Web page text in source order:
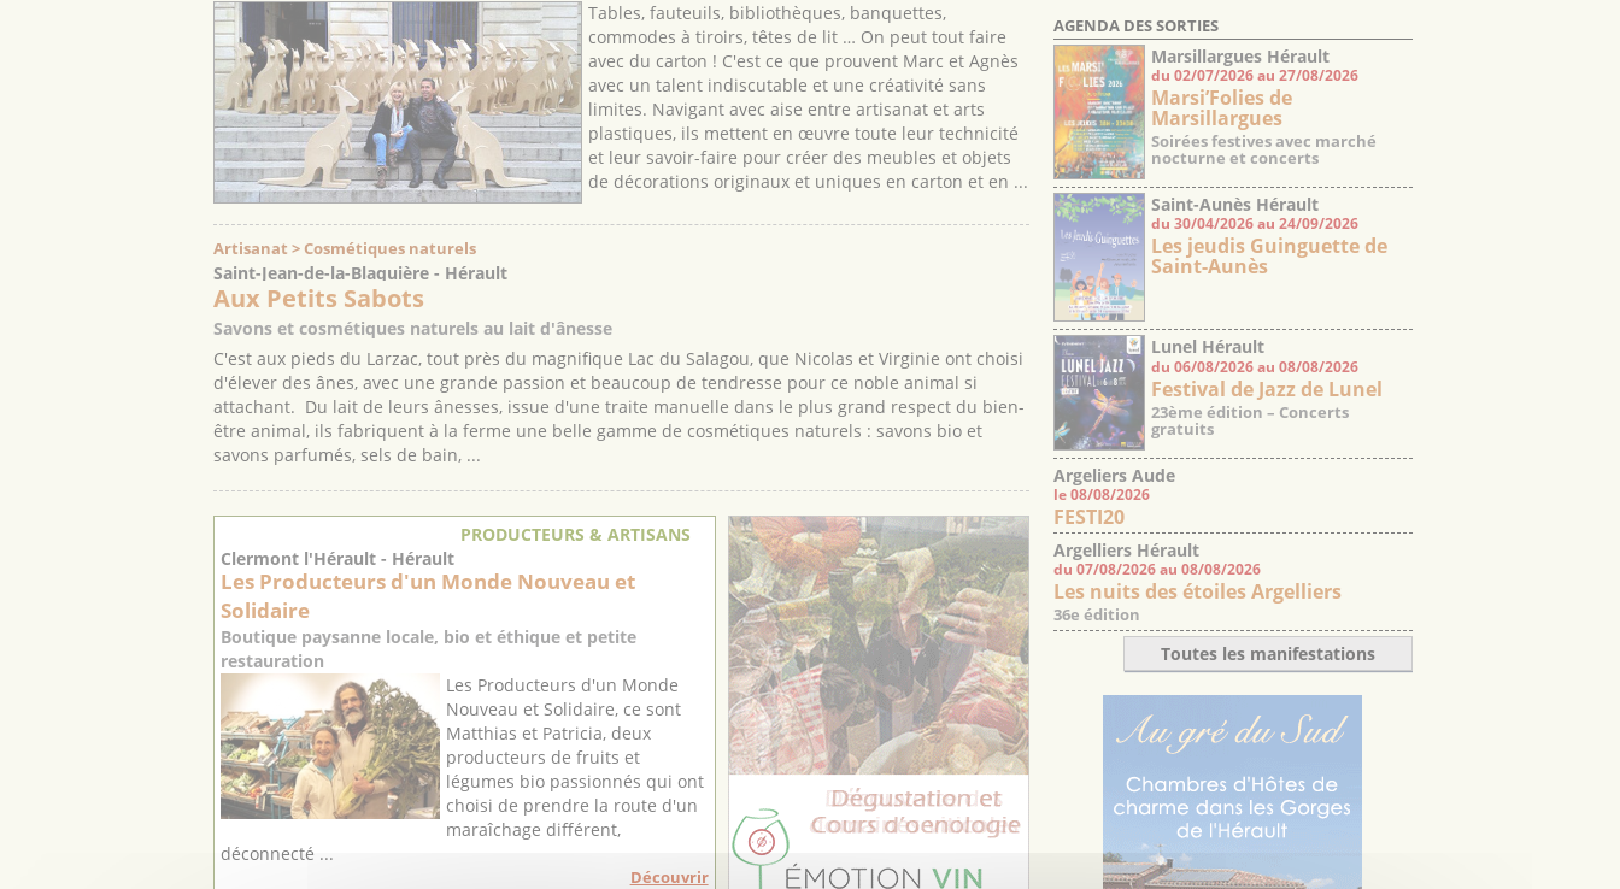
Tables, fauteuils, bibliothèques, banquettes,
commodes à tiroirs, têtes de lit … On peut tout faire
avec du carton ! C'est ce que prouvent Marc et Agnès
avec un talent indiscutable et une créativité sans
limites. Navigant avec aise entre artisanat et arts
plastiques, ils mettent en œuvre toute leur technicité
et leur savoir-faire pour créer des meubles et objets
de décorations originaux et uniques en carton et en ...
Artisanat > Cosmétiques naturels
Saint-Jean-de-la-Blaquière - Hérault
Aux Petits Sabots
Savons et cosmétiques naturels au lait d'ânesse
C'est aux pieds du Larzac, tout près du magnifique Lac du Salagou, que Nicolas et Virginie ont choisi
d'élever des ânes, avec une grande passion et beaucoup de tendresse pour ce noble animal si
attachant. Du lait de leurs ânesses, issue d'une traite manuelle dans le plus grand respect du bien-
être animal, ils fabriquent à la ferme une belle gamme de cosmétiques naturels : savons bio et
savons parfumés, sels de bain, ...
PRODUCTEURS & ARTISANS
Clermont l'Hérault - Hérault
Les Producteurs d'un Monde Nouveau et
Solidaire
Boutique paysanne locale, bio et éthique et petite
restauration
Les Producteurs d'un Monde
Nouveau et Solidaire, ce sont
Matthias et Patricia, deux
producteurs de fruits et
légumes bio passionnés qui ont
choisi de prendre la route d'un
maraîchage différent,
déconnecté ...
Découvrir
AGENDA DES SORTIES
Marsillargues Hérault
du 02/07/2026 au 27/08/2026
Marsi’Folies de
Marsillargues
Soirées festives avec marché
nocturne et concerts
Saint-Aunès Hérault
du 30/04/2026 au 24/09/2026
Les jeudis Guinguette de
Saint-Aunès
Lunel Hérault
du 06/08/2026 au 08/08/2026
Festival de Jazz de Lunel
23ème édition – Concerts
gratuits
Argeliers Aude
le 08/08/2026
FESTI20
Argelliers Hérault
du 07/08/2026 au 08/08/2026
Les nuits des étoiles Argelliers
36e édition
Toutes les manifestations